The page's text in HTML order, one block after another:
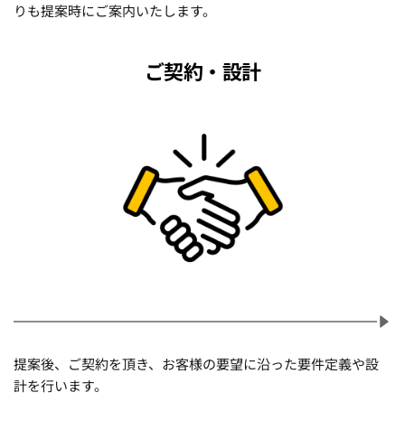
りも提案時にご案内いたします。
ご契約・設計
提案後、ご契約を頂き、お客様の要望に沿った要件定義や設
計を行います。